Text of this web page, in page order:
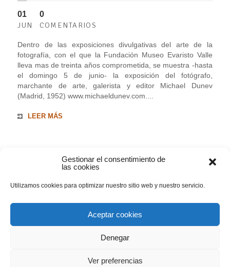
Gestionar el consentimiento de
las cookies
Utilizamos cookies para optimizar nuestro sitio web y nuestro servicio.
Aceptar cookies
Denegar
Ver preferencias
01
JUN
0
COMENTARIOS
Dentro de las exposiciones divulgativas del arte de la
fotografía, con el que la Fundación Museo Evaristo Valle
lleva mas de treinta años comprometida, se muestra -hasta
el domingo 5 de junio- la exposición del fotógrafo,
marchante de arte, galerista y editor Michael Dunev
(Madrid, 1952) www.michaeldunev.com....
LEER MÁS